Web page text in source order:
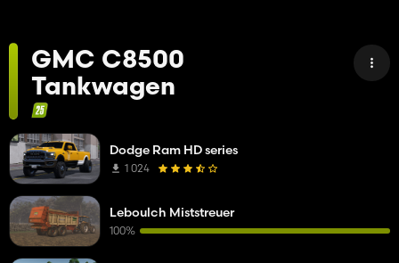
GMC C8500
Tankwagen
Dodge Ram HD series
1 024
Leboulch Miststreuer
100%